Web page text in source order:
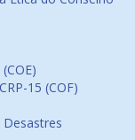
15 (COF)